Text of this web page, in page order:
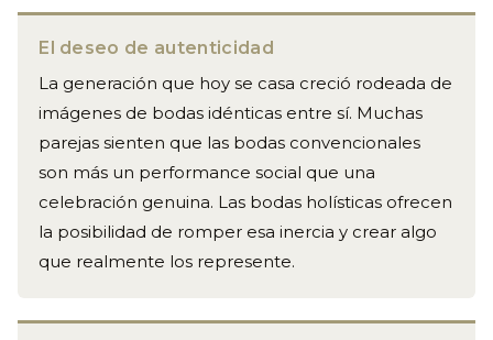
El deseo de autenticidad
La generación que hoy se casa creció rodeada de
imágenes de bodas idénticas entre sí. Muchas
parejas sienten que las bodas convencionales
son más un performance social que una
celebración genuina. Las bodas holísticas ofrecen
la posibilidad de romper esa inercia y crear algo
que realmente los represente.